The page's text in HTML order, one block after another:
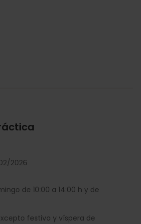
2026
de 10:00 a 14:00 h y de
festivo y víspera de